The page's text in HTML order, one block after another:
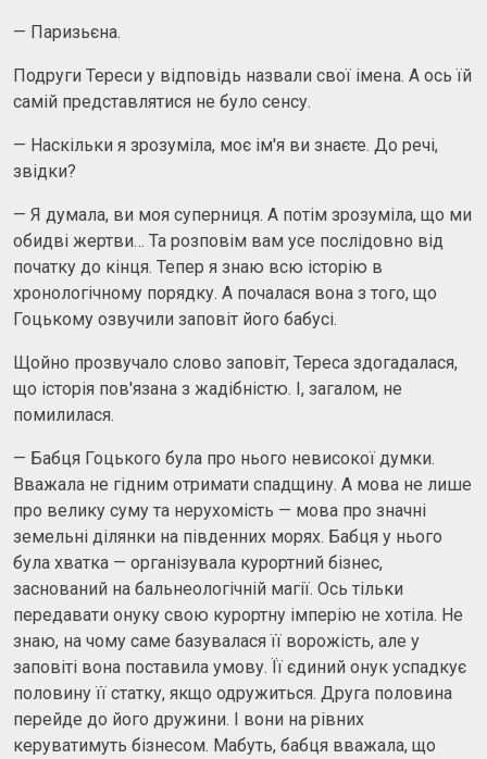
— Паризьєна.
Подруги Тереси у відповідь назвали свої імена. А ось їй
самій представлятися не було сенсу.
— Наскільки я зрозуміла, моє ім'я ви знаєте. До речі,
звідки?
— Я думала, ви моя суперниця. А потім зрозуміла, що ми
обидві жертви… Та розповім вам усе послідовно від
початку до кінця. Тепер я знаю всю історію в
хронологічному порядку. А почалася вона з того, що
Гоцькому озвучили заповіт його бабусі.
Щойно прозвучало слово заповіт, Тереса здогадалася,
що історія пов'язана з жадібністю. І, загалом, не
помилилася.
— Бабця Гоцького була про нього невисокої думки.
Вважала не гідним отримати спадщину. А мова не лише
про велику суму та нерухомість — мова про значні
земельні ділянки на південних морях. Бабця у нього
була хватка — організувала курортний бізнес,
заснований на бальнеологічній магії. Ось тільки
передавати онуку свою курортну імперію не хотіла. Не
знаю, на чому саме базувалася її ворожість, але у
заповіті вона поставила умову. Її єдиний онук успадкує
половину її статку, якщо одружиться. Друга половина
перейде до його дружини. І вони на рівних
керуватимуть бізнесом. Мабуть, бабця вважала, що